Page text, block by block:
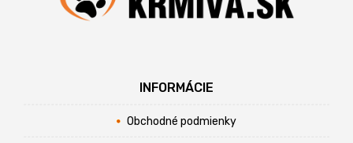
INFORMÁCIE
Obchodné podmienky